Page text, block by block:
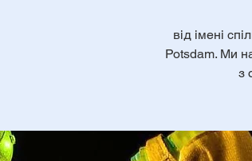
від імені
Potsdam. Ми
з